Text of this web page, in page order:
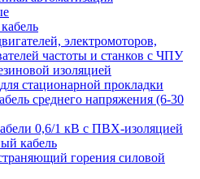
электромоторов,
частоты и станков с ЧПУ
изоляцией
стационарной прокладки
среднего напряжения (6-30
0,6/1 кВ с ПВХ-изоляцией
кабель
горения силовой